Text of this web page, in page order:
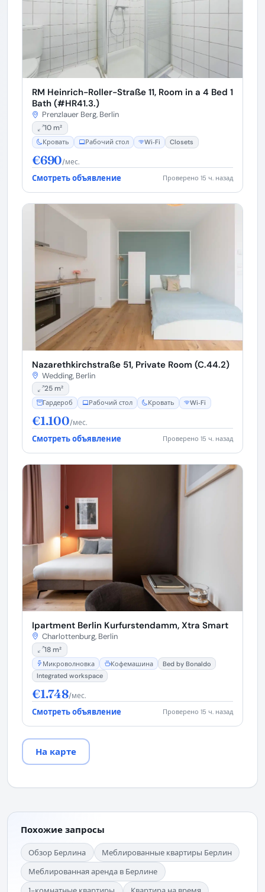
RM Heinrich-Roller-Straße 11, Room in a 4 Bed 1
Bath (#HR41.3.)
Prenzlauer Berg, Berlin
10 m²
Кровать Рабочий стол Wi‑Fi Closets
€690/мес.
Смотреть объявление Проверено 15 ч. назад
Nazarethkirchstraße 51, Private Room (C.44.2)
Wedding, Berlin
25 m²
Гардероб Рабочий стол Кровать Wi‑Fi
€1.100/мес.
Смотреть объявление Проверено 15 ч. назад
Ipartment Berlin Kurfurstendamm, Xtra Smart
Charlottenburg, Berlin
18 m²
Микроволновка Кофемашина
Bed by Bonaldo
Integrated workspace
€1.748/мес.
Смотреть объявление Проверено 15 ч. назад
На карте
Похожие запросы
Обзор Берлина
Меблированные квартиры Берлин
Меблированная аренда в Берлине